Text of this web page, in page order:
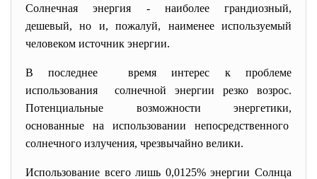
Солнечная энергия - наиболее грандиозный,
дешевый, но и, пожалуй, наименее используемый
человеком источник энергии.
В последнее время интерес к проблеме
использования солнечной энергии резко возрос.
Потенциальные возможности энергетики,
основанные на использовании непосредственного
солнечного излучения, чрезвычайно велики.
Использование всего лишь 0,0125% энергии Солнца